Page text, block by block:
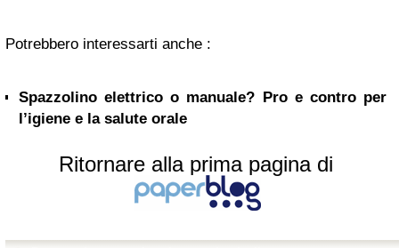
Potrebbero interessarti anche :
Spazzolino elettrico o manuale? Pro e contro per
l’igiene e la salute orale
Ritornare alla prima pagina di